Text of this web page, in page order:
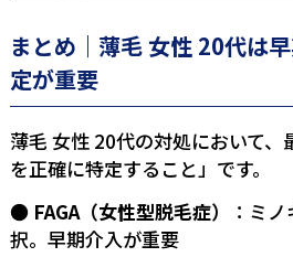
まとめ｜薄毛 女性 20代は
定が重要
薄毛 女性 20代の対処において、
を正確に特定すること」です。
FAGA（女性型脱毛症）
：ミ
択。早期介入が重要